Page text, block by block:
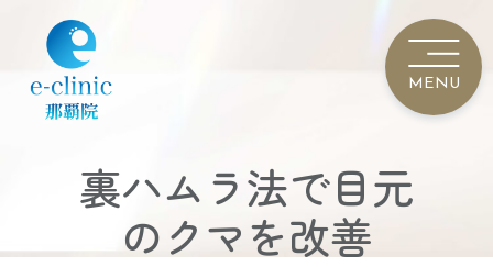
裏ハムラ法で目元
のクマを改善